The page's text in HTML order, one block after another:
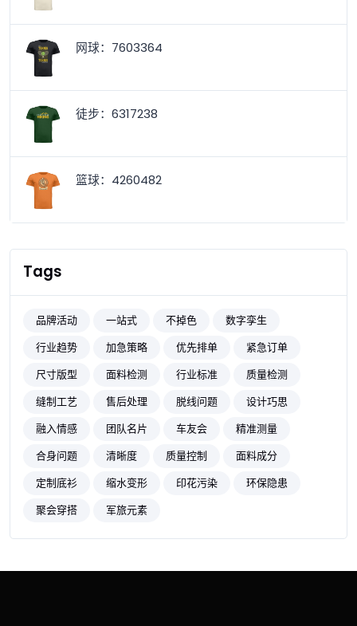
网球：7603364
徒步：6317238
篮球：4260482
Tags
品牌活动 一站式 不掉色
数字孪生
行业趋势
加急策略 优先排单
紧急订单
尺寸版型
面料检测 行业标准
质量检测
缝制工艺
售后处理 脱线问题
设计巧思
融入情感
团队名片 车友会
精准测量
合身问题
清晰度 质量控制
面料成分
定制底衫
缩水变形 印花污染
环保隐患
聚会穿搭
军旅元素